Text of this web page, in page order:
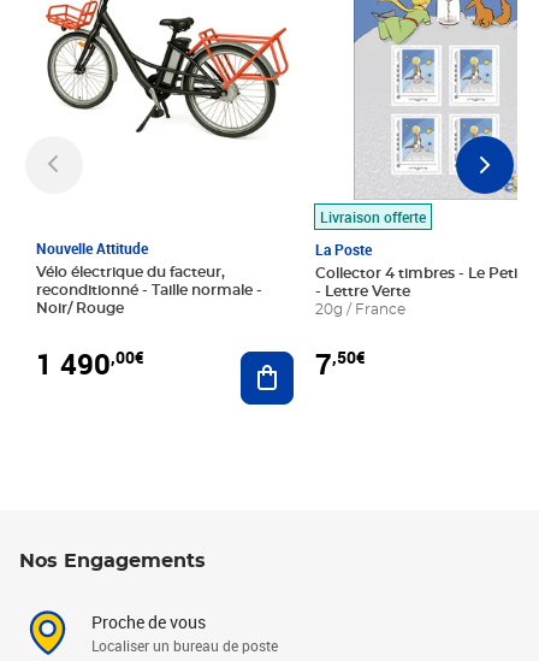
Nouvelle Attitude
Vélo électrique du facteur,
reconditionné - Taille normale -
Noir/ Rouge
1 490,00€ Ajouter au panier
Livraison offerte
La Poste
Collector 4 timbres - Le Petit
- Lettre Verte
20g / France
7,50€
Nos Engagements
Proche de vous
Localiser un bureau de poste